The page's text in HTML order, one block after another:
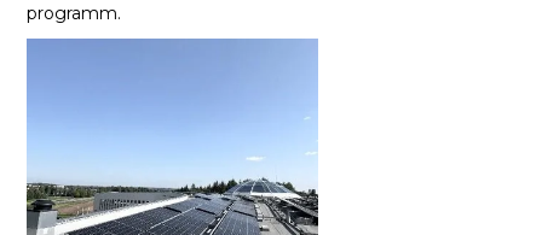
programm.